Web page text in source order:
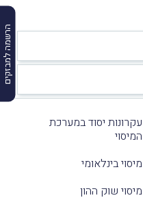
הרשמה למבזקים
עקרונות יסוד במערכת
המיסוי
מיסוי בינלאומי
מיסוי שוק ההון